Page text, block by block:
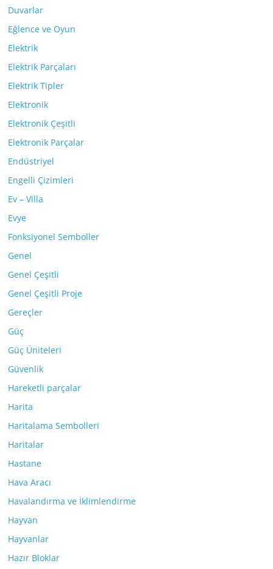
Duvarlar
Eğlence ve Oyun
Elektrik
Elektrik Parçaları
Elektrik Tipler
Elektronik
Elektronik Çeşitli
Elektronik Parçalar
Endüstriyel
Engelli Çizimleri
Ev – Villa
Evye
Fonksiyonel Semboller
Genel
Genel Çeşitli
Genel Çeşitli Proje
Gereçler
Güç
Güç Üniteleri
Güvenlik
Hareketli parçalar
Harita
Haritalama Sembolleri
Haritalar
Hastane
Hava Aracı
Havalandırma ve İklimlendirme
Hayvan
Hayvanlar
Hazır Bloklar